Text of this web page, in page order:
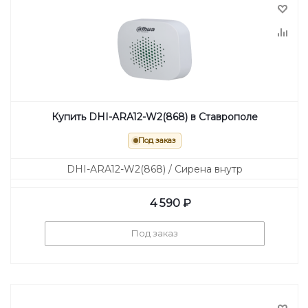
Купить DHI-ARA12-W2(868) в Ставрополе
Под заказ
DHI-ARA12-W2(868) / Сирена внутр
4 590 ₽
Под заказ